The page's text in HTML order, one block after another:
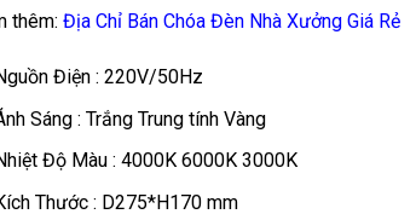
thêm: Địa Chỉ Bán Chóa Đèn Nhà Xưởng Giá Rẻ
Điện : 220V/50Hz
Sáng : Trắng Trung tính Vàng
Độ Màu : 4000K 6000K 3000K
Thước : D275*H170 mm